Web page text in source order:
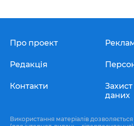
Про проект
Редакція
Контакти
даних
Використання матеріалів